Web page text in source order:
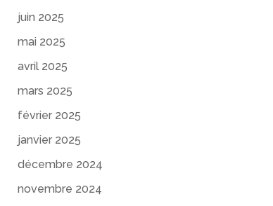
juin 2025
mai 2025
avril 2025
mars 2025
février 2025
janvier 2025
décembre 2024
novembre 2024